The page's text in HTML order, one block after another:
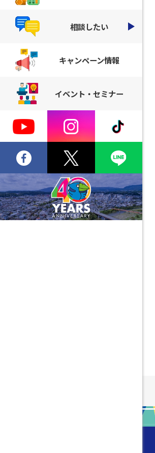
相談したい
キャンペーン情報
イベント・セミナー